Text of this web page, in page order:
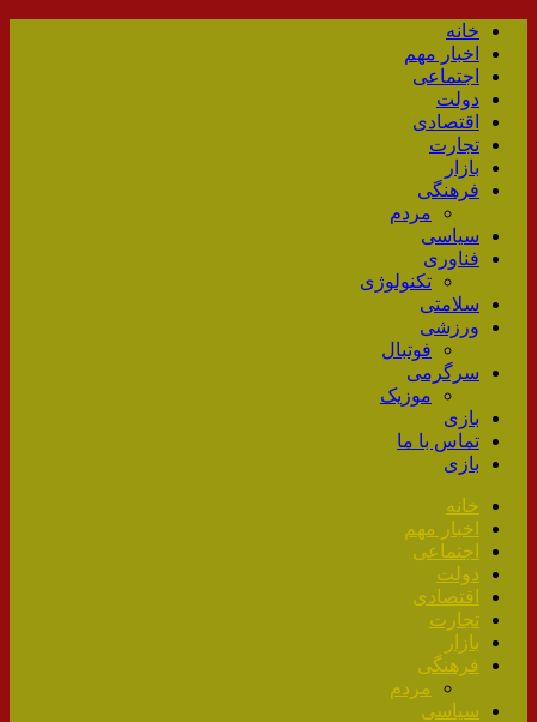
خانه
اخبار مهم
اجتماعی
دولت
اقتصادی
تجارت
بازار
فرهنگی
مردم
سیاسی
فناوری
تکنولوژی
سلامتی
ورزشی
فوتبال
سرگرمی
موزیک
بازی
تماس با ما
بازی
خانه
اخبار مهم
اجتماعی
دولت
اقتصادی
تجارت
بازار
فرهنگی
مردم
سیاسی